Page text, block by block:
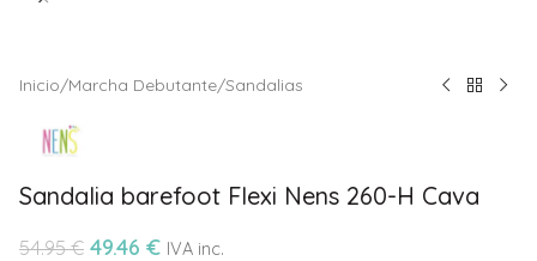
Inicio/Marcha Debutante/Sandalias
Sandalia barefoot Flexi Nens 260-H Cava
54.95€ 49.46 € IVA inc.